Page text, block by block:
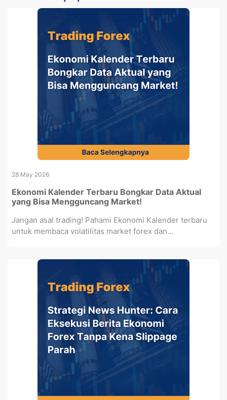
28 May 2026
Ekonomi Kalender Terbaru Bongkar Data Aktual
yang Bisa Mengguncang Market!
Jangan asal trading! Pahami Ekonomi Kalender terbaru
untuk membaca volatilitas market forex dan...